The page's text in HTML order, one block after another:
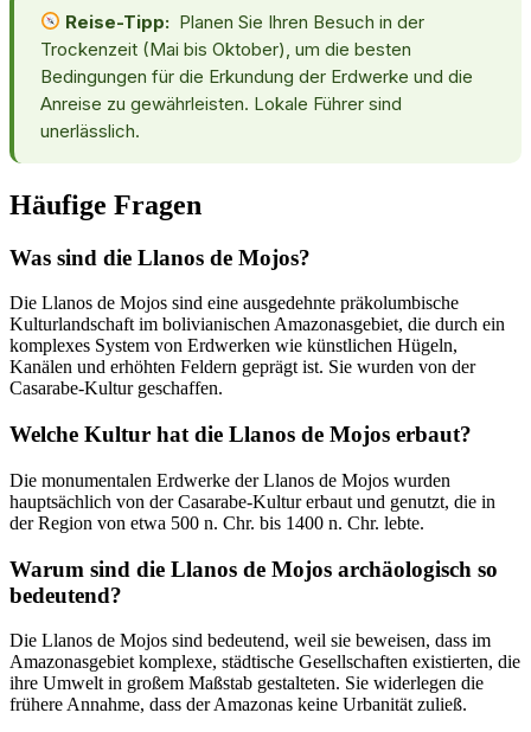
Reise-Tipp: Planen Sie Ihren Besuch in der
Trockenzeit (Mai bis Oktober), um die besten
Bedingungen für die Erkundung der Erdwerke und die
Anreise zu gewährleisten. Lokale Führer sind
unerlässlich.
Häufige Fragen
Was sind die Llanos de Mojos?
Die Llanos de Mojos sind eine ausgedehnte präkolumbische
Kulturlandschaft im bolivianischen Amazonasgebiet, die durch ein
komplexes System von Erdwerken wie künstlichen Hügeln,
Kanälen und erhöhten Feldern geprägt ist. Sie wurden von der
Casarabe-Kultur geschaffen.
Welche Kultur hat die Llanos de Mojos erbaut?
Die monumentalen Erdwerke der Llanos de Mojos wurden
hauptsächlich von der Casarabe-Kultur erbaut und genutzt, die in
der Region von etwa 500 n. Chr. bis 1400 n. Chr. lebte.
Warum sind die Llanos de Mojos archäologisch so
bedeutend?
Die Llanos de Mojos sind bedeutend, weil sie beweisen, dass im
Amazonasgebiet komplexe, städtische Gesellschaften existierten, die
ihre Umwelt in großem Maßstab gestalteten. Sie widerlegen die
frühere Annahme, dass der Amazonas keine Urbanität zuließ.